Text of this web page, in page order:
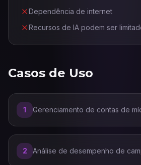
Dependência de internet
Recursos de IA podem ser
Casos de Uso
1 Gerenciamento de contas de
2 Análise de desempenho de